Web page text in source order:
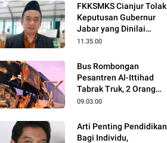
FKKSMKS Cianjur Tolak
Keputusan Gubernur
Jabar yang Dinilai
Merugikan Sekolah
11.35.00
Bus Rombongan
Pesantren Al-Ittihad
Tabrak Truk, 2 Orang
Meninggal Dunia
09.03.00
Arti Penting Pendidikan
Bagi Individu,